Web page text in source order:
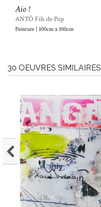
Aio !
ANTÒ Fils de Pop
Peinture | 100cm x 100cm
30 OEUVRES SIMILAIRES